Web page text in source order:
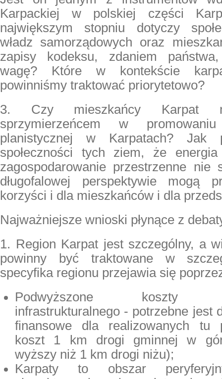
Karpackiej w polskiej części
największym stopniu dotyczy
władz samorządowych oraz
zapisy kodeksu, zdaniem
wagę? Które w kontekście
powinniśmy traktować priorytetowo?
3. Czy mieszkańcy Karpat
sprzymierzeńcem w
planistycznej w Karpatach? Jak
społeczności tych ziem, że
zagospodarowanie przestrzenne
długofalowej perspektywie mogą
korzyści i dla mieszkańców i dla
Najważniejsze wnioski płynące z
1. Region Karpat jest szczególny, a
powinny być traktowane w
specyfika regionu przejawia się
Podwyższone koszty
infrastrukturalnego - potrzebne jest
finansowe dla realizowanych tu
koszt 1 km drogi gminnej w
wyższy niż 1 km drogi niżu);
Karpaty to obszar